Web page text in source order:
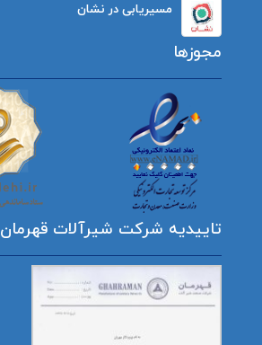
مسیریابی در نشان
مجوزها
تاییدیه شرکت شیرآلات قهرمان